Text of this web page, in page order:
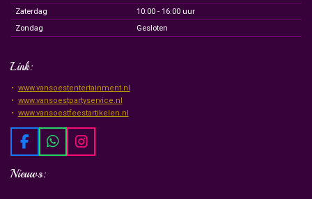
Zaterdag
10:00 - 16:00 uur
Zondag
Gesloten
Link:
www.vansoestentertainment.nl
www.vansoestpartyservice.nl
www.vansoestfeestartikelen.nl
F
a
c
W
h
I
n
Nieuws: